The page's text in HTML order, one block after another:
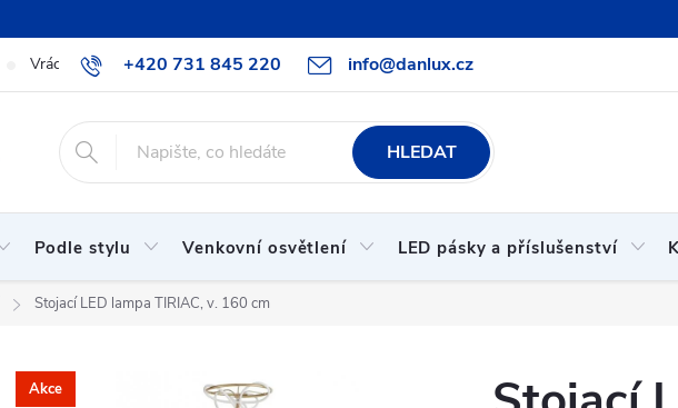
+420 731 845 220 info@danlux.cz
Vrácení zboží a reklamace O nás B2B spolupráce Hodnocení obchodu
HLEDAT
Podle stylu Venkovní osvětlení LED pásky a příslušenství
Stojací LED lampa TIRIAC, v. 160 cm
Akce